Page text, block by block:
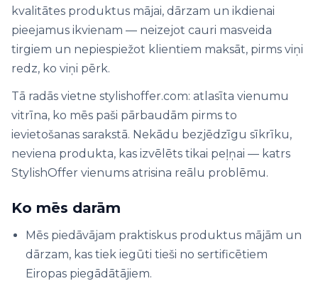
kvalitātes produktus mājai, dārzam un ikdienai
pieejamus ikvienam — neizejot cauri masveida
tirgiem un nepiespiežot klientiem maksāt, pirms viņi
redz, ko viņi pērk.
Tā radās vietne stylishoffer.com: atlasīta vienumu
vitrīna, ko mēs paši pārbaudām pirms to
ievietošanas sarakstā. Nekādu bezjēdzīgu sīkrīku,
neviena produkta, kas izvēlēts tikai peļņai — katrs
StylishOffer vienums atrisina reālu problēmu.
Ko mēs darām
Mēs piedāvājam praktiskus produktus mājām un
dārzam, kas tiek iegūti tieši no sertificētiem
Eiropas piegādātājiem.